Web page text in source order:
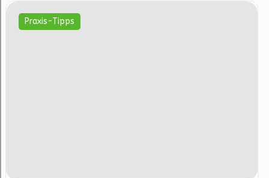
Praxis-Tipps